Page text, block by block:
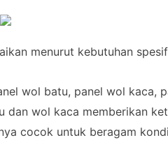
menurut kebutuhan
wol batu, panel wol kaca,
wol kaca memberikan
cocok untuk beragam